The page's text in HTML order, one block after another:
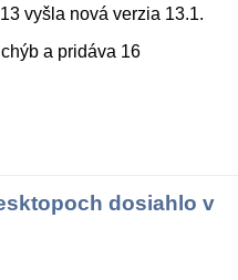
vyšla nová verzia 13.1.
a pridáva 16
dosiahlo v